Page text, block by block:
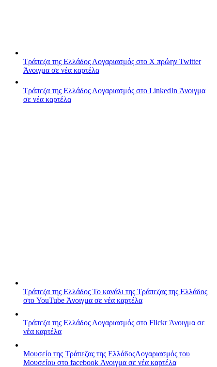
Τράπεζα της Ελλάδος Λογαριασμός στο X πρώην Twitter
Άνοιγμα σε νέα καρτέλα
Τράπεζα της Ελλάδος Λογαριασμός στο LinkedIn Άνοιγμα
σε νέα καρτέλα
Τράπεζα της Ελλάδος Το κανάλι της Τράπεζας της Ελλάδος
στο YouTube Άνοιγμα σε νέα καρτέλα
Τράπεζα της Ελλάδος Λογαριασμός στο FlickrΆνοιγμα σε
νέα καρτέλα
Μουσείο της Τράπεζας της ΕλλάδοςΛογαριασμός του
Μουσείου στο facebook Άνοιγμα σε νέα καρτέλα